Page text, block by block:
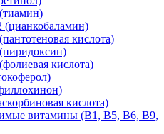
кислота)
кислота)
кислота)
витамины (B1, B5, B6, В9,